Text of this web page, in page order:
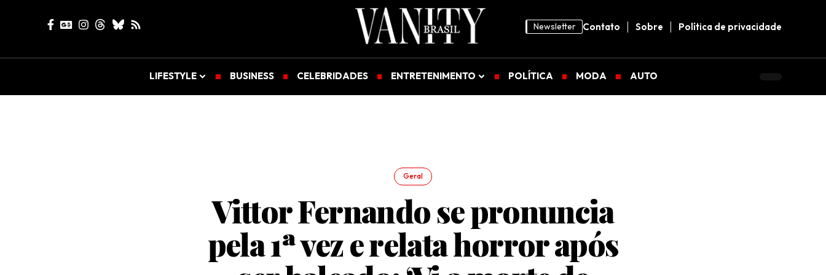
Newsletter Contato Sobre Política de privacidade
LIFESTYLE BUSINESS CELEBRIDADES ENTRETENIMENTO POLÍTICA MODA AUTO
Geral
Vittor Fernando se pronuncia
pela 1ª vez e relata horror após